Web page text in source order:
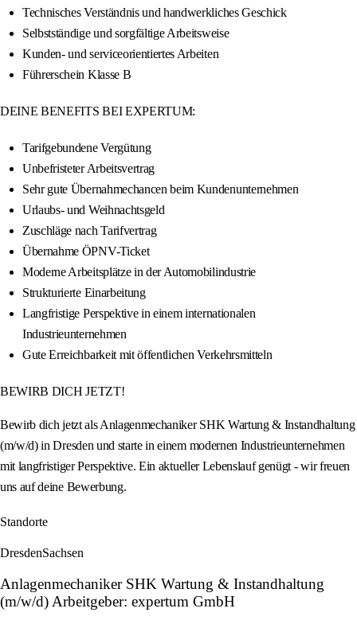
Technisches Verständnis und handwerkliches Geschick
Selbstständige und sorgfältige Arbeitsweise
Kunden- und serviceorientiertes Arbeiten
Führerschein Klasse B
DEINE BENEFITS BEI EXPERTUM:
Tarifgebundene Vergütung
Unbefristeter Arbeitsvertrag
Sehr gute Übernahmechancen beim Kundenunternehmen
Urlaubs- und Weihnachtsgeld
Zuschläge nach Tarifvertrag
Übernahme ÖPNV-Ticket
Moderne Arbeitsplätze in der Automobilindustrie
Strukturierte Einarbeitung
Langfristige Perspektive in einem internationalen
Industrieunternehmen
Gute Erreichbarkeit mit öffentlichen Verkehrsmitteln
BEWIRB DICH JETZT!
Bewirb dich jetzt als Anlagenmechaniker SHK Wartung & Instandhaltung
(m/w/d) in Dresden und starte in einem modernen Industrieunternehmen
mit langfristiger Perspektive. Ein aktueller Lebenslauf genügt - wir freuen
uns auf deine Bewerbung.
Standorte
DresdenSachsen
Anlagenmechaniker SHK Wartung & Instandhaltung
(m/w/d) Arbeitgeber: expertum GmbH